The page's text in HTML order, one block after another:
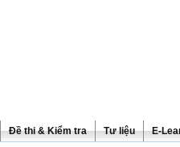
Đề thi & Kiểm tra Tư liệu E-